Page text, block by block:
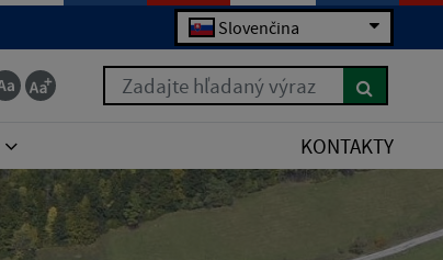
Slovenčina
Zadajte hľadaný výraz
KONTAKTY